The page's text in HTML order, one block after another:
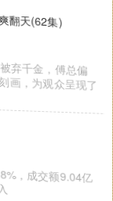
6.84万股
拟交易 客户端 加